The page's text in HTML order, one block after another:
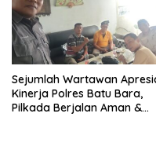
Sejumlah Wartawan Apresiasi
Kinerja Polres Batu Bara,
Pilkada Berjalan Aman &